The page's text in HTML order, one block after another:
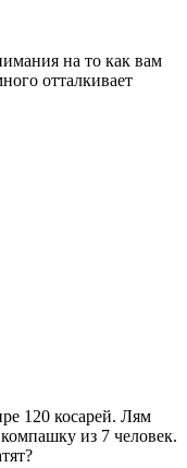
на то как вам
отталкивает
120 косарей. Лям
из 7 человек.